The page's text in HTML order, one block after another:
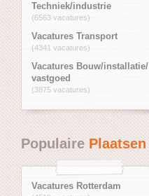
Techniek/industrie
(6563 vacatures)
Vacatures Transport
(4341 vacatures)
Vacatures Bouw/installatie/
vastgoed
(3875 vacatures)
PopulairePlaatsen
Vacatures Rotterdam